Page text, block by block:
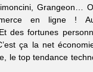
Grangeon…
en ligne !
des fortunes
ça la net
le top tendance